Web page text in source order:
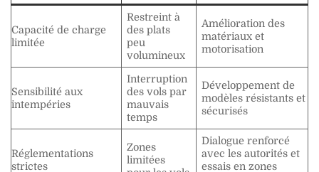
Capacité de charge
limitée
Restreint à
des plats
peu
volumineux
Amélioration des
matériaux et
motorisation
Sensibilité aux
intempéries
Interruption
des vols par
mauvais
temps
Développement de
modèles résistants et
sécurisés
Réglementations
strictes
Zones
limitées
Dialogue renforcé
avec les autorités et
essais en zones